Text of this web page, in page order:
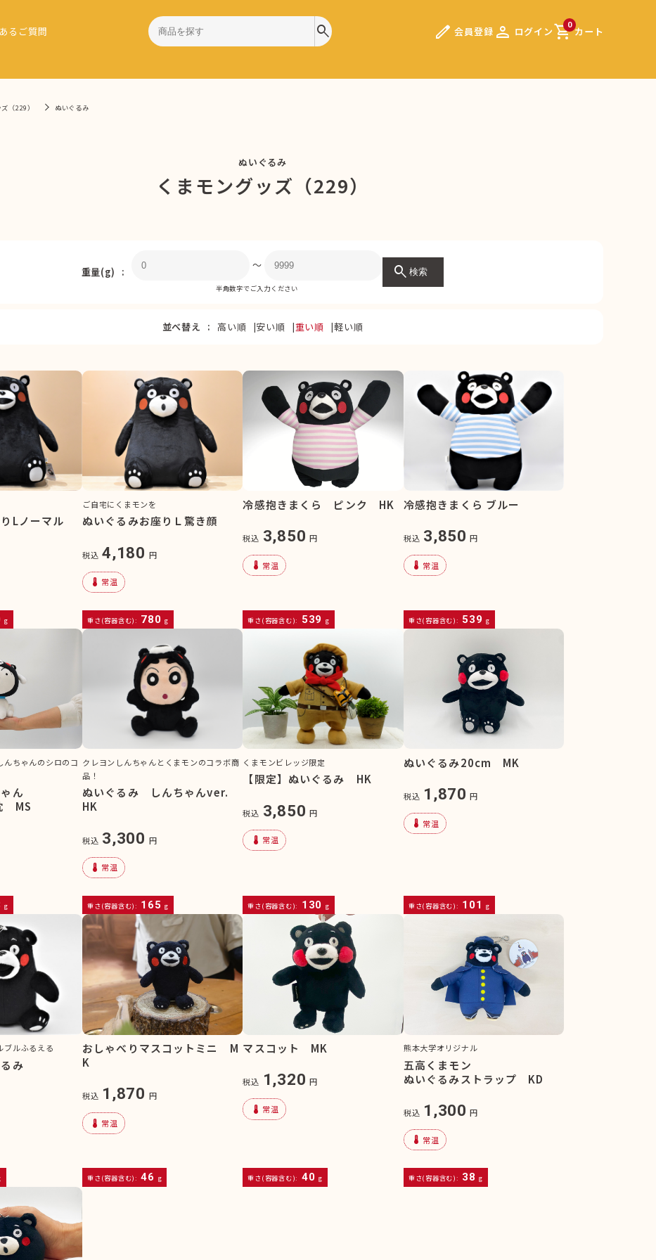
るご質問 search edit 会員登録 person ログイン 0
shopping_cartカート
（229） ぬいぐるみ
ぬいぐるみ
くまモングッズ（229）
重量(g)
〜
半角数字でご入力ください
search 検索
並べ替え 高い順 安い順 重い順 軽い順
Lノーマル
g
ご自宅にくまモンを
ぬいぐるみお座りＬ驚き顔
税込 4,180 円
device_thermostat 常温
重さ(容器含む): 780 g
冷感抱きまくら ピンク HK
税込 3,850 円
device_thermostat 常温
重さ(容器含む): 539 g
冷感抱きまくら ブルー
税込 3,850 円
device_thermostat 常温
重さ(容器含む): 539 g
んちゃんのシロのコ
ゃん
MS
g
クレヨンしんちゃんとくまモンのコラボ商
品！
ぬいぐるみ しんちゃんver.
HK
税込 3,300 円
device_thermostat 常温
重さ(容器含む): 165 g
くまモンビレッジ限定
【限定】ぬいぐるみ HK
税込 3,850 円
device_thermostat 常温
重さ(容器含む): 130 g
ぬいぐるみ20cm MK
税込 1,870 円
device_thermostat 常温
重さ(容器含む): 101 g
ブルふるえる
み
おしゃべりマスコットミニ M
K
税込 1,870 円
device_thermostat 常温
重さ(容器含む): 46 g
マスコット MK
税込 1,320 円
device_thermostat 常温
重さ(容器含む): 40 g
熊本大学オリジナル
五高くまモン
ぬいぐるみストラップ KD
税込 1,300 円
device_thermostat 常温
重さ(容器含む): 38 g